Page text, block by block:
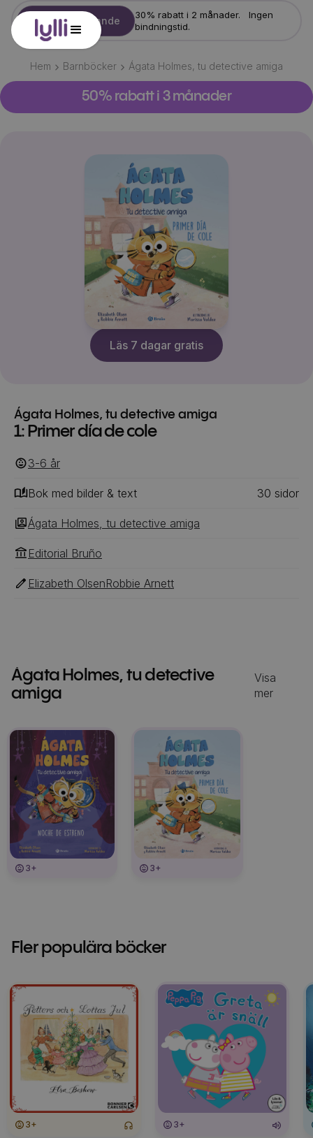
Starta erbjudande
30% rabatt i 2 månader. Ingen
bindningstid.
Hem Barnböcker Ágata Holmes, tu detective amiga
50% rabatt i 3 månader
Läs 7 dagar gratis
Ágata Holmes, tu detective amiga
1: Primer día de cole
3-6 ‎‎ år
Bok med bilder & text 30 ‎‎ sidor
Ágata Holmes, tu detective amiga
Editorial Bruño
Elizabeth OlsenRobbie Arnett
Ágata Holmes, tu detective
amiga
Visa
mer
3+ 3+
Fler populära böcker
3+ 3+